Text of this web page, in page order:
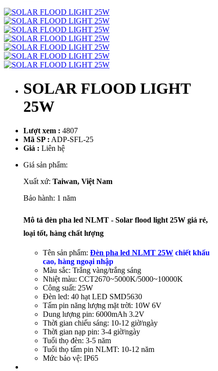
SOLAR FLOOD LIGHT
25W
Lượt xem : 4807
Mã SP : ADP-SFL-25
Giá : Liên hệ
Giá sản phẩm:
Xuất xứ: Taiwan, Việt Nam
Bảo hành: 1 năm
Mô tả đèn pha led NLMT - Solar flood light 25W giá rẻ,
loại tốt, hàng chất lượng
Tên sản phẩm: Đèn pha led NLMT 25W chiết khấu
cao, hàng ngoại nhập
Màu sắc: Trắng vàng/trắng sáng
Nhiệt màu: CCT2670~5000K/5000~10000K
Công suất: 25W
Đèn led: 40 hạt LED SMD5630
Tấm pin năng lượng mặt trời: 10W 6V
Dung lượng pin: 6000mAh 3.2V
Thời gian chiếu sáng: 10-12 giờ/ngày
Thời gian nạp pin: 3-4 giờ/ngày
Tuổi thọ đèn: 3-5 năm
Tuổi thọ tấm pin NLMT: 10-12 năm
Mức bảo vệ: IP65